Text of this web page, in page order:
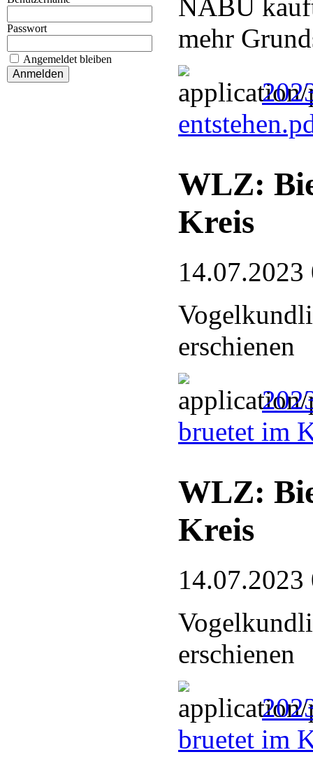
Passwort
Angemeldet bleiben
NABU
mehr
WLZ:
Kreis
14.07.2023
erschienen
bruetet im
WLZ:
Kreis
14.07.2023
erschienen
bruetet im